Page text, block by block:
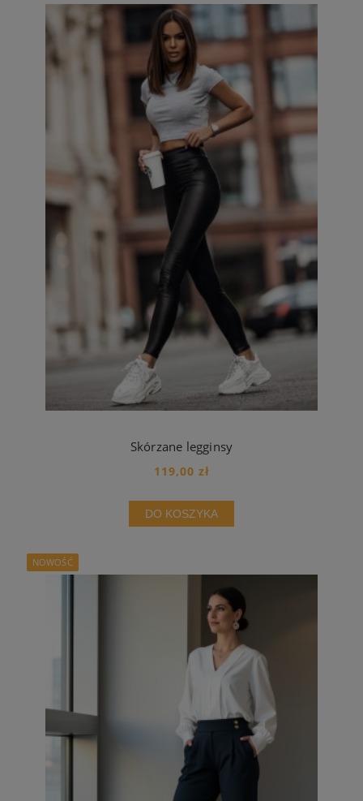
Skórzane legginsy
119,00 zł
DO KOSZYKA
NOWOŚĆ